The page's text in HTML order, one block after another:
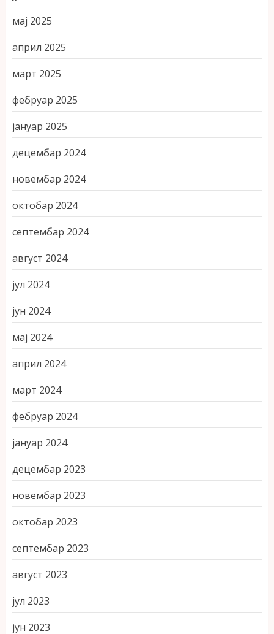
мај 2025
април 2025
март 2025
фебруар 2025
јануар 2025
децембар 2024
новембар 2024
октобар 2024
септембар 2024
август 2024
јул 2024
јун 2024
мај 2024
април 2024
март 2024
фебруар 2024
јануар 2024
децембар 2023
новембар 2023
октобар 2023
септембар 2023
август 2023
јул 2023
јун 2023